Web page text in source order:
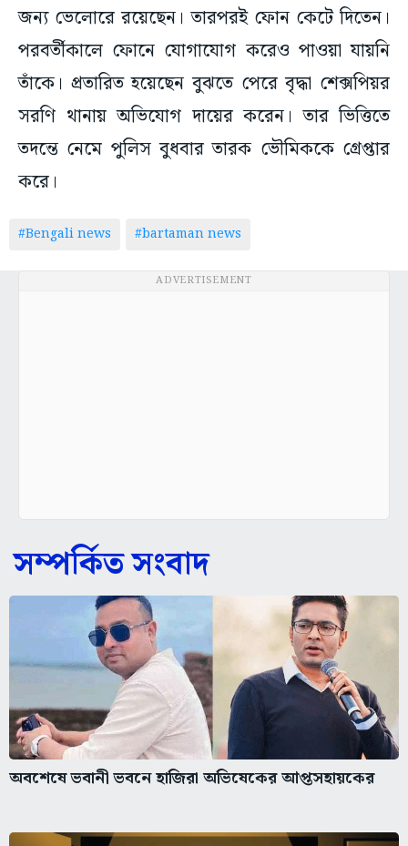
জন্য ভেলোরে রয়েছেন। তারপরই ফোন কেটে দিতেন।
পরবর্তীকালে ফোনে যোগাযোগ করেও পাওয়া যায়নি
তাঁকে। প্রতারিত হয়েছেন বুঝতে পেরে বৃদ্ধা শেক্সপিয়র
সরণি থানায় অভিযোগ দায়ের করেন। তার ভিত্তিতে
তদন্তে নেমে পুলিস বুধবার তারক ভৌমিককে গ্রেপ্তার
করে।
#Bengali news #bartaman news
ADVERTISEMENT
সম্পর্কিত সংবাদ
অবশেষে ভবানী ভবনে হাজিরা অভিষেকের আপ্তসহায়কের